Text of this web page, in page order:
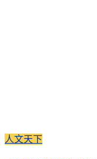
人文天下